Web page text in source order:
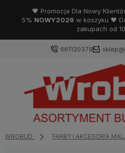
🖤 Promocja Dla Nowy
5% NOWY2026 w koszyku 🖤
zakupach od
661120378
WROBUD FARBY I AKCESORIA